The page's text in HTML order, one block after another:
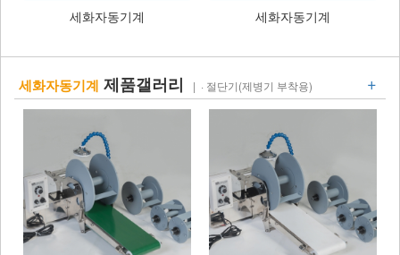
세화자동기계 세화자동기계
세화자동기계 제품갤러리 | · 절단기(제병기 부착용) +